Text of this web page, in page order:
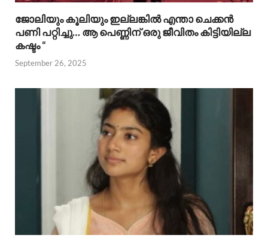
ജോലിയും കൂലിയും ഇല്ലങ്കിൽ എന്താ ചെക്കൻ
പണി പറ്റിച്ചു… ആ പെണ്ണിന് ഒരു ജീവിതം കിട്ടിയില്ല
കഷ്ടം “
September 26, 2025